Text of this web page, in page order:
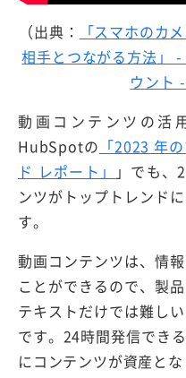
（出典：
「スマホのカ
相手とつながる方法」
ウント
動画コンテンツの活
HubSpotの 「2023 年
ド レポート」
」でも、
ンツがトップトレンド
す。
動画コンテンツは、情
ことができるので、製
テキストだけでは難し
です。24時間発信でき
にコンテンツが資産とな